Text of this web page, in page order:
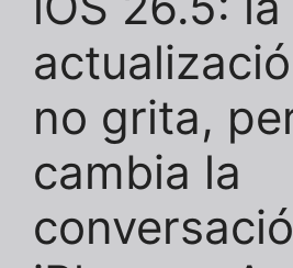
no grita,
cambia la